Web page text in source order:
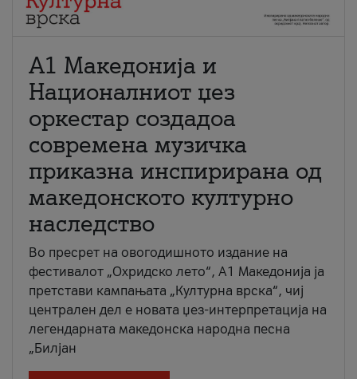
А1 Македонија и
Националниот џез
оркестар создадоа
современа музичка
приказна инспирирана од
македонското културно
наследство
Во пресрет на овогодишното издание на
фестивалот „Охридско лето“, А1 Македонија ја
претстави кампањата „Културна врска“, чиј
централен дел е новата џез-интерпретација на
легендарната македонска народна песна
„Билјан